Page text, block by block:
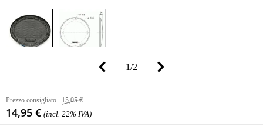
1/2
Prezzo consigliato 15,05 €
14,95 € (incl. 22% IVA)